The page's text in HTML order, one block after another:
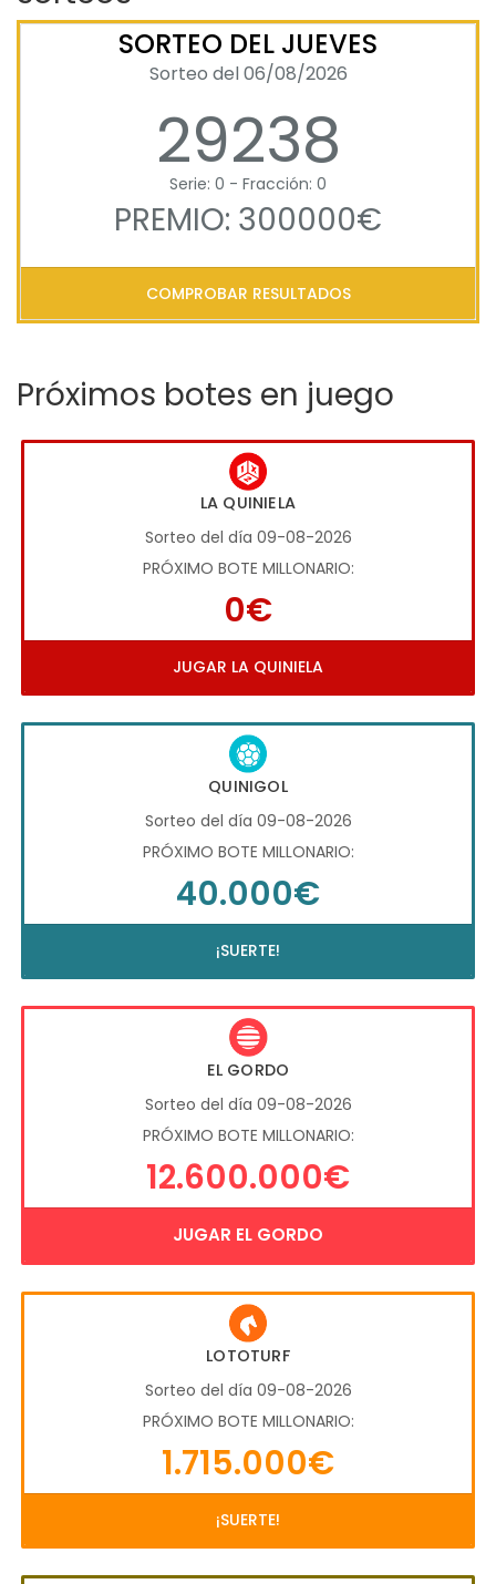
SORTEO DEL JUEVES
Sorteo del 06/08/2026
29238
Serie: 0 - Fracción: 0
PREMIO: 300000€
COMPROBAR RESULTADOS
Próximos botes en juego
LA QUINIELA
Sorteo del día 09-08-2026
PRÓXIMO BOTE MILLONARIO:
0€
JUGAR LA QUINIELA
QUINIGOL
Sorteo del día 09-08-2026
PRÓXIMO BOTE MILLONARIO:
40.000€
¡SUERTE!
EL GORDO
Sorteo del día 09-08-2026
PRÓXIMO BOTE MILLONARIO:
12.600.000€
JUGAR EL GORDO
LOTOTURF
Sorteo del día 09-08-2026
PRÓXIMO BOTE MILLONARIO:
1.715.000€
¡SUERTE!